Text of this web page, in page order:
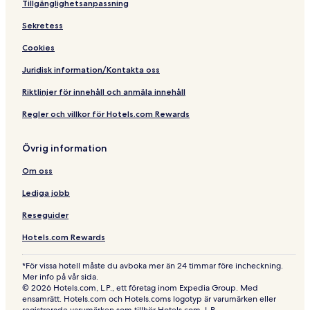
Tillgänglighetsanpassning
Sekretess
Cookies
Juridisk information/Kontakta oss
Riktlinjer för innehåll och anmäla innehåll
Regler och villkor för Hotels.com Rewards
Övrig information
Om oss
Lediga jobb
Reseguider
Hotels.com Rewards
*För vissa hotell måste du avboka mer än 24 timmar före incheckning.
Mer info på vår sida.
© 2026 Hotels.com, L.P., ett företag inom Expedia Group. Med
ensamrätt. Hotels.com och Hotels.coms logotyp är varumärken eller